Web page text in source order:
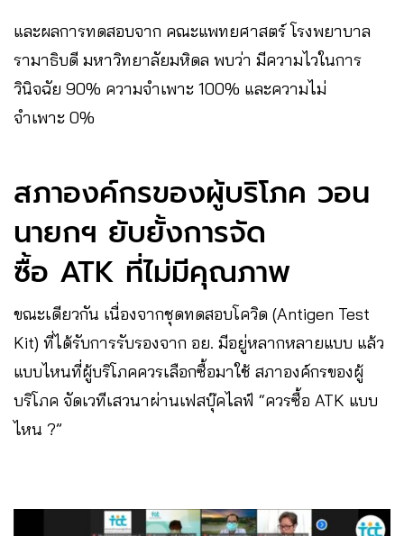
และผลการทดสอบจาก คณะแพทยศาสตร์ โรงพยาบาล
รามาธิบดี มหาวิทยาลัยมหิดล พบว่า มีความไวในการ
วินิจฉัย 90% ความจำเพาะ 100% และความไม่
จำเพาะ 0%
สภาองค์กรของผู้บริโภค วอน
นายกฯ ยับยั้งการจัด
ซื้อ ATK ที่ไม่มีคุณภาพ
ขณะเดียวกัน เนื่องจากชุดทดสอบโควิด (Antigen Test
Kit) ที่ได้รับการรับรองจาก อย. มีอยู่หลากหลายแบบ แล้ว
แบบไหนที่ผู้บริโภคควรเลือกซื้อมาใช้ สภาองค์กรของผู้
บริโภค จัดเวทีเสวนาผ่านเฟสบุ๊คไลฟ์ “ควรซื้อ ATK แบบ
ไหน ?”